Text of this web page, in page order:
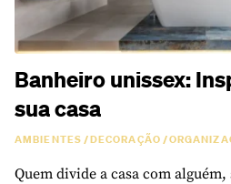
Banheiro unissex:
sua casa
AMBIENTES/DECORAÇÃO/
Quem divide a casa com